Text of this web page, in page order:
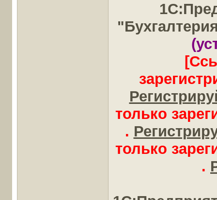
только
.
только
.